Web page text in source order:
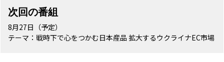
次回の番組
8月27日（予定）
テーマ：戦時下で心をつかむ日本産品 拡大するウクライナEC市場